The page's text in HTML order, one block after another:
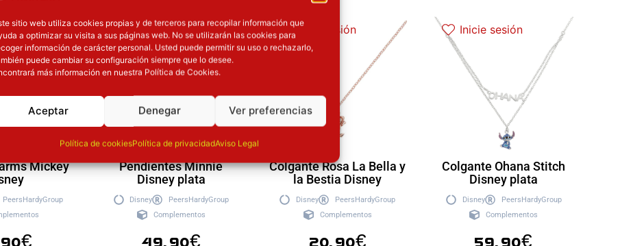
sitio web utiliza cookies propias y de terceros para recopilar información que
a optimizar su visita a sus páginas web. No se utilizarán las cookies para
información de carácter personal. Usted puede permitir su uso o rechazarlo,
puede cambiar su configuración siempre que lo desee.
más información en nuestra Política de Cookies.
Aceptar Denegar Ver preferencias
Política de cookiesPolítica de privacidadAviso Legal
Mickey
PeersHardyGroup
€
Inicie sesión
Pendientes Minnie
Disney plata
Disney
PeersHardyGroup
Complementos
49.90€
Inicie sesión
Colgante Rosa La Bella y
la Bestia Disney
Disney
PeersHardyGroup
Complementos
20.90€
Inicie sesión
Colgante Ohana Stitch
Disney plata
Disney
PeersHardyGroup
Complementos
59.90€